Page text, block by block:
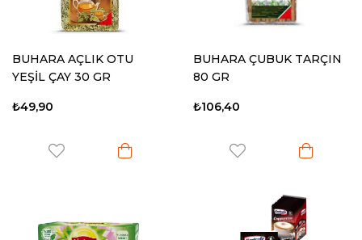
BUHARA AÇLIK OTU
YEŞİL ÇAY 30 GR
₺49,90
BUHARA ÇUBUK TARÇIN
80 GR
₺106,40